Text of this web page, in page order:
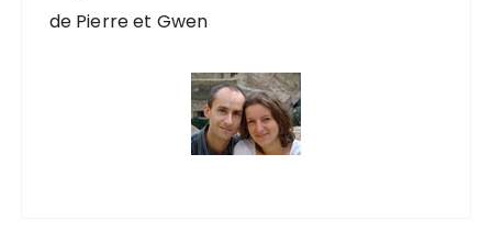
de Pierre et Gwen